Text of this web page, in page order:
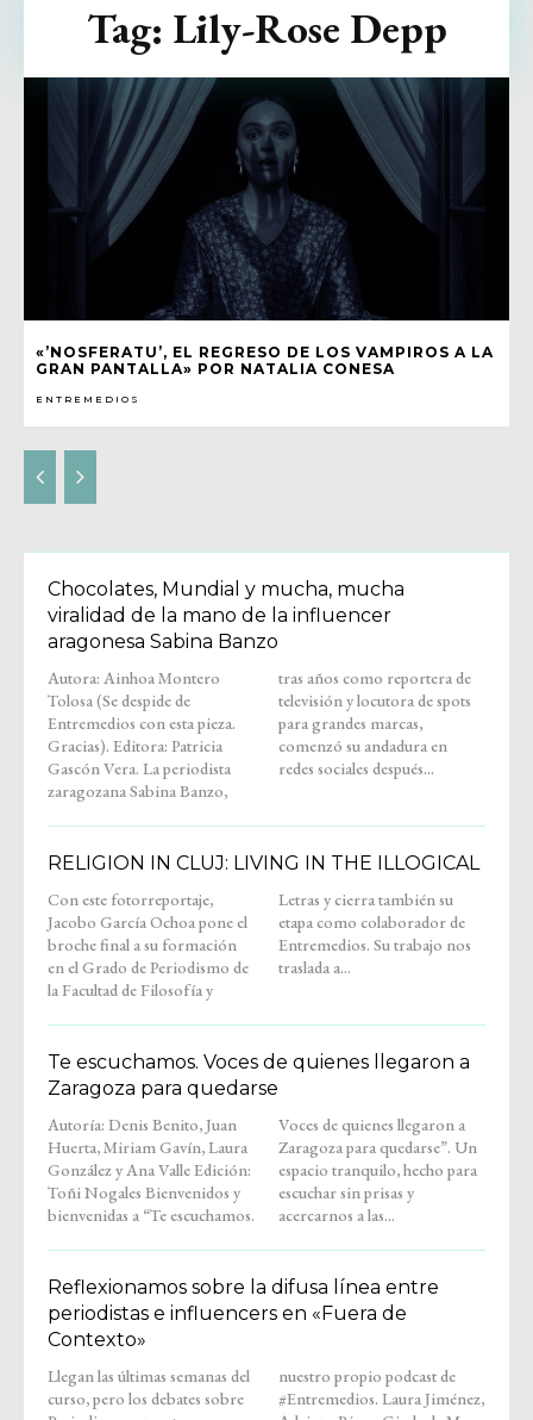
«’NOSFERATU’, EL REGRESO DE LOS VAMPIROS A LA
GRAN PANTALLA» POR NATALIA CONESA
ENTREMEDIOS
Tag: Lily-Rose Depp
Chocolates, Mundial y mucha, mucha
viralidad de la mano de la influencer
aragonesa Sabina Banzo
Autora: Ainhoa Montero
Tolosa (Se despide de
Entremedios con esta pieza.
Gracias). Editora: Patricia
Gascón Vera. La periodista
zaragozana Sabina Banzo,
tras años como reportera de
televisión y locutora de spots
para grandes marcas,
comenzó su andadura en
redes sociales después...
RELIGION IN CLUJ: LIVING IN THE ILLOGICAL
Con este fotorreportaje,
Jacobo García Ochoa pone el
broche final a su formación
en el Grado de Periodismo de
la Facultad de Filosofía y
Letras y cierra también su
etapa como colaborador de
Entremedios. Su trabajo nos
traslada a...
Te escuchamos. Voces de quienes llegaron a
Zaragoza para quedarse
Autoría: Denis Benito, Juan
Huerta, Miriam Gavín, Laura
González y Ana Valle Edición:
Toñi Nogales Bienvenidos y
bienvenidas a “Te escuchamos.
Voces de quienes llegaron a
Zaragoza para quedarse”. Un
espacio tranquilo, hecho para
escuchar sin prisas y
acercarnos a las...
Reflexionamos sobre la difusa línea entre
periodistas e influencers en «Fuera de
Contexto»
Llegan las últimas semanas del
curso, pero los debates sobre
nuestro propio podcast de
#Entremedios. Laura Jiménez,